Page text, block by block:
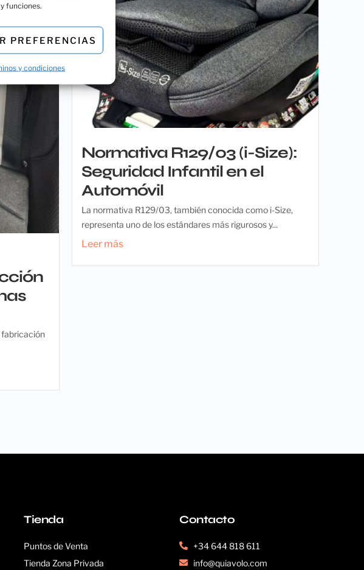
funciones.
PREFERENCIAS
y condiciones
fabricación
Normativa R129/03 (i-Size):
Seguridad Infantil en el
Automóvil
La normativa R129/03, también conocida como i-Size,
representa uno de los estándares más rigurosos y...
Leer más
Tienda
Puntos de Venta
Tienda Zona Privada
Contacto
+34 644 818 611
info@quiavolo.com